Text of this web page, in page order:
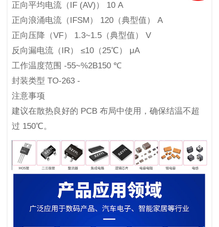
正向平均电流（IF (AV)） 10 A
正向浪涌电流（IFSM） 120（典型值） A
正向压降（VF） 1.3~1.5（典型值） V
反向漏电流（IR） ≤10（25℃） μA
工作温度范围 -55~%2B150 ℃
封装类型 TO-263 -
注意事项
建议在散热良好的 PCB 布局中使用，确保结温不超
过 150℃。